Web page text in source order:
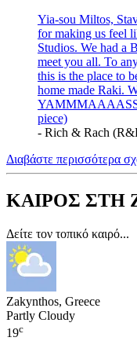
Yia-sou Miltos,
for making us feel
Studios. We had a
meet you all. To
this is the place to
home made Raki.
piece)
- Rich & Rach
Διαβάστε περισσότερα
ΚΑΙΡΟΣ ΣΤΗ
Δείτε τον τοπικό καιρό...
Zakynthos, Greece
Partly Cloudy
19c